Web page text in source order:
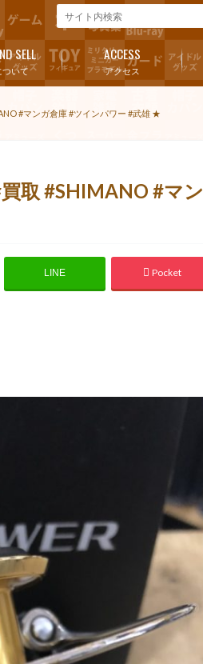
ついて
SELL
アクセス
ACCESS
#マンガ倉庫 #ツインパワー #武雄 ★
取 #SHIMANO #マン
LINE Pocket